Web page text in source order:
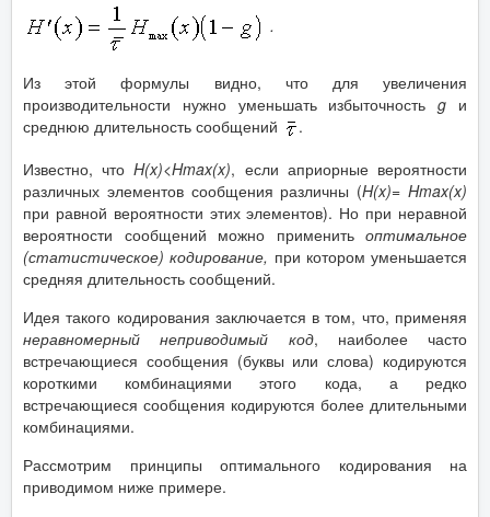
.
Из этой формулы видно, что для увеличения
производительности нужно уменьшать избыточностьg и
среднюю длительность сообщений
.
Известно, чтоH(x)<Hmax(x), если априорные вероятности
различных элементов сообщения различны (H(x)=Hmax(x)
при равной вероятности этих элементов). Но при неравной
вероятности сообщений можно применить оптимальное
(статистическое) кодирование, при котором уменьшается
средняя длительность сообщений.
Идея такого кодирования заключается в том, что, применяя
неравномерный неприводимый код, наиболее часто
встречающиеся сообщения (буквы или слова) кодируются
короткими комбинациями этого кода, а редко
встречающиеся сообщения кодируются более длительными
комбинациями.
Рассмотрим принципы оптимального кодирования на
приводимом ниже примере.